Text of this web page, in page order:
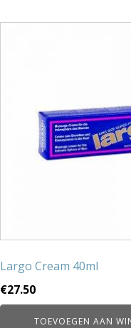
Largo Cream 40ml
€27.50
TOEVOEGEN AAN